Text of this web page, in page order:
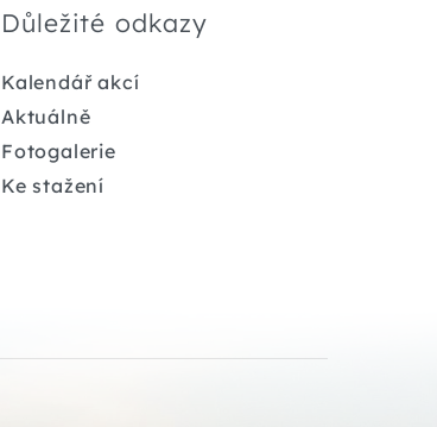
Důležité odkazy
Kalendář akcí
Aktuálně
Fotogalerie
Ke stažení